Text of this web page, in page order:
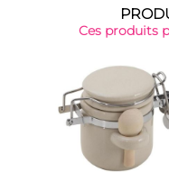
Ces produits